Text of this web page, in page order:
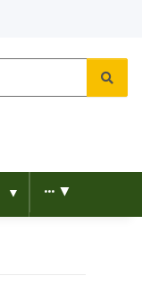
▼ ••• ▼